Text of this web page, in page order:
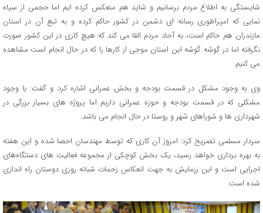
شایستگی به اطلاع مردم برسانیم و شاید هم منعکس کرده ایم اما حجمی از سیاه
نمایی که امپراطوری رسانه ای دشمن در کشور حاکم کرده و به تبع آن در استان
مازندران هم حاکم است، به آحاد مردم القا می کند که هیچ کاری در این کشور صورت
نگرفته اما در گوشه گوشه این استان موجی از کارها را که در حال انجام است مشاهده
می کنیم.
وی به وجود مشکل در قسمت بودجه و بخش عمرانی اشاره کرد و گفت: با وجود
مشکلی که در قسمت بودجه و حوزه عمرانی داریم اما پروژه های بسیار بزرگی در
شهرداری ها و شوراهای شهر و روستا در حال انجام می باشد.
سردار مسلمی تصریح کرد: امروز آن کاری که توسط مهندسان احصا شده و این هفته
به بهره برداری خواهد رسید، یک بخش کوچکی از مجموعه فعالیت های دستگاه‌های
اجرایی است و این رزمایش به جهت انعکاس زحمات شبانه روزی دوستان راه اندازی
شده است.